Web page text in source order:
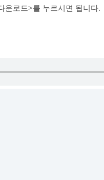
운로드>를 누르시면 됩니다.